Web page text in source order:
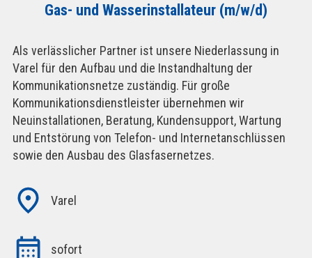
Gas- und Wasserinstallateur (m/w/d)
Als verlässlicher Partner ist unsere Niederlassung in
Varel für den Aufbau und die Instandhaltung der
Kommunikationsnetze zuständig. Für große
Kommunikationsdienstleister übernehmen wir
Neuinstallationen, Beratung, Kundensupport, Wartung
und Entstörung von Telefon- und Internetanschlüssen
sowie den Ausbau des Glasfasernetzes.
Varel
sofort